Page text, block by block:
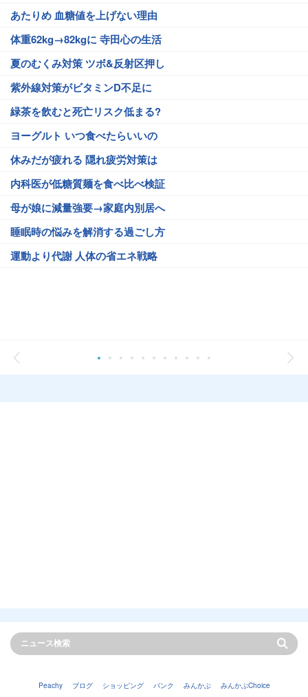
あたりめ 血糖値を上げない理由
体重62kg→82kgに 寺田心の生活
夏のむくみ対策 ツボ&反射区押し
紫外線対策がビタミンD不足に
緑茶を飲むと死亡リスク低まる?
ヨーグルト いつ食べたらいいの
休みだが疲れる 隠れ疲労対策は
内科医が低糖質麺を食べ比べ検証
母が娘に減量強要→家庭内別居へ
睡眠時の悩みを解消する過ごし方
運動より代謝 人体の省エネ戦略
Peachy ブログ ショッピング バンク みんかぶ みんかぶChoice